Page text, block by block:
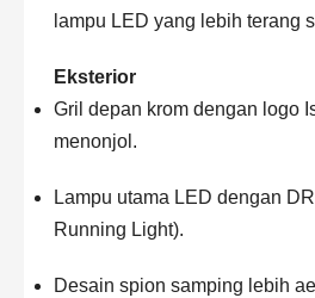
lampu LED yang lebih terang
Eksterior
Gril depan krom dengan logo
menonjol.
Lampu utama LED dengan
Running Light).
Desain spion samping lebih